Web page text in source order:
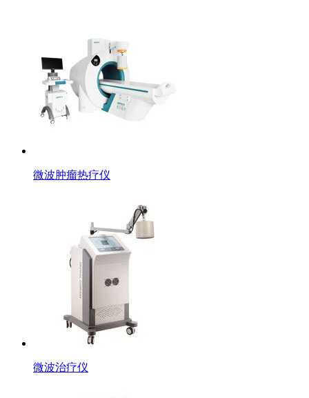
微波肿瘤热疗仪
微波治疗仪